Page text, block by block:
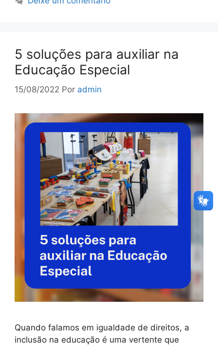
5 soluções para auxiliar na
Educação Especial
15/08/2022 Por admin
Quando falamos em igualdade de direitos, a
inclusão na educação é uma vertente que